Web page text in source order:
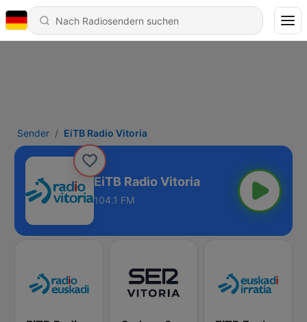
Sender EiTB Radio Vitoria
EiTB Radio Vitoria
104.1 FM